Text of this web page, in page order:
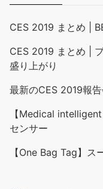
CES 2019 まとめ |
CES 2019 まとめ |
盛り上がり
最新のCES 2019報
【Medical
センサー
【One Bag Tag】ス